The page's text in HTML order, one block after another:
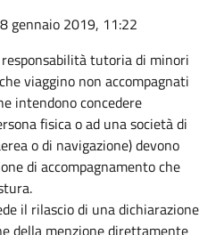
gennaio 2019, 11:22
tutoria di minori
viaggino non accompagnati
intendono concedere
fisica o ad una società di
o di navigazione) devono
di accompagnamento che
il rilascio di una dichiarazione
della menzione direttamente